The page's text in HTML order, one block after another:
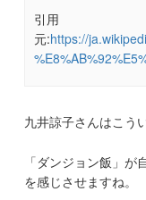
引用
元:https://
九井諒子さんはこう
「ダンジョン飯」
を感じさせますね。